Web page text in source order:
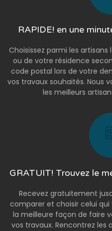
RAPIDE! en une
Choisissez parmi les
ou de votre résidence
code postal lors de votre
vos travaux souhaités. Nous
les meilleurs
GRATUIT! Trouvez le
Recevez gratuitement
comparer et choisir celui qui
la meilleure façon de faire
vos travaux. Rencontrez